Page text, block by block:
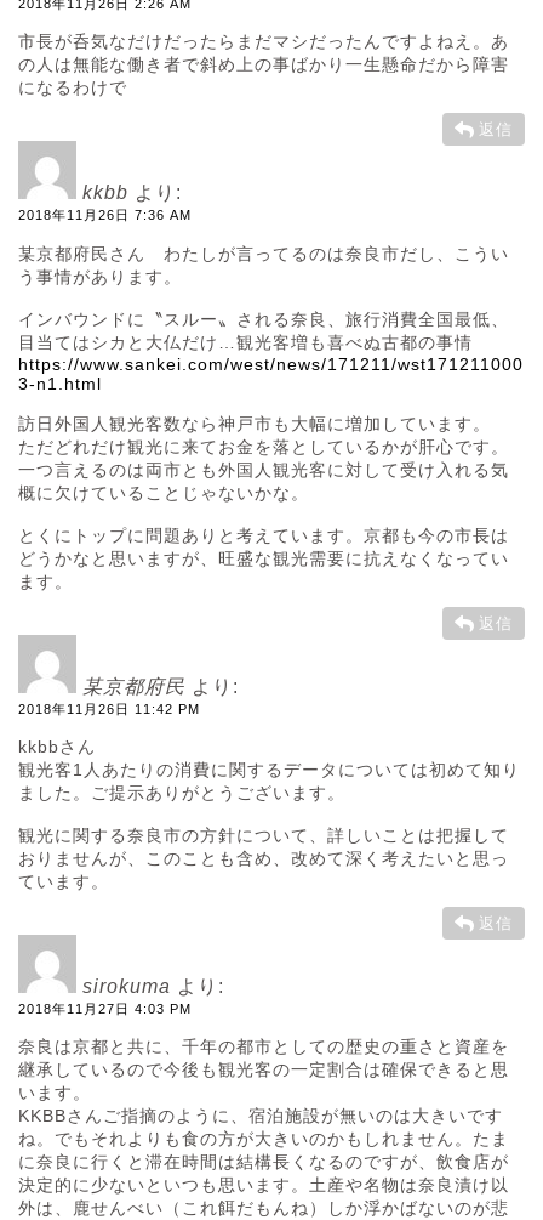
2018年11月26日 2:26 AM
市長が呑気なだけだったらまだマシだったんですよねえ。あ
の人は無能な働き者で斜め上の事ばかり一生懸命だから障害
になるわけで
返信
kkbb より:
2018年11月26日 7:36 AM
某京都府民さん わたしが言ってるのは奈良市だし、こうい
う事情があります。
インバウンドに〝スルー〟される奈良、旅行消費全国最低、
目当てはシカと大仏だけ…観光客増も喜べぬ古都の事情
https://www.sankei.com/west/news/171211/wst171211000
3-n1.html
訪日外国人観光客数なら神戸市も大幅に増加しています。
ただどれだけ観光に来てお金を落としているかが肝心です。
一つ言えるのは両市とも外国人観光客に対して受け入れる気
概に欠けていることじゃないかな。
とくにトップに問題ありと考えています。京都も今の市長は
どうかなと思いますが、旺盛な観光需要に抗えなくなってい
ます。
返信
某京都府民 より:
2018年11月26日 11:42 PM
kkbbさん
観光客1人あたりの消費に関するデータについては初めて知り
ました。ご提示ありがとうございます。
観光に関する奈良市の方針について、詳しいことは把握して
おりませんが、このことも含め、改めて深く考えたいと思っ
ています。
返信
sirokuma より:
2018年11月27日 4:03 PM
奈良は京都と共に、千年の都市としての歴史の重さと資産を
継承しているので今後も観光客の一定割合は確保できると思
います。
KKBBさんご指摘のように、宿泊施設が無いのは大きいです
ね。でもそれよりも食の方が大きいのかもしれません。たま
に奈良に行くと滞在時間は結構長くなるのですが、飲食店が
決定的に少ないといつも思います。土産や名物は奈良漬け以
外は、鹿せんべい（これ餌だもんね）しか浮かばないのが悲